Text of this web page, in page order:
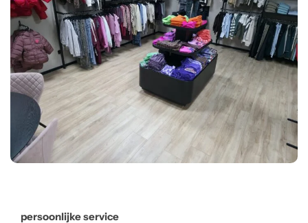
persoonlijke service